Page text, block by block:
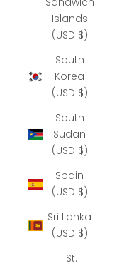
Islands
(USD $)
South
Korea
(USD $)
South
Sudan
(USD $)
Spain
(USD $)
Sri Lanka
(USD $)
St.